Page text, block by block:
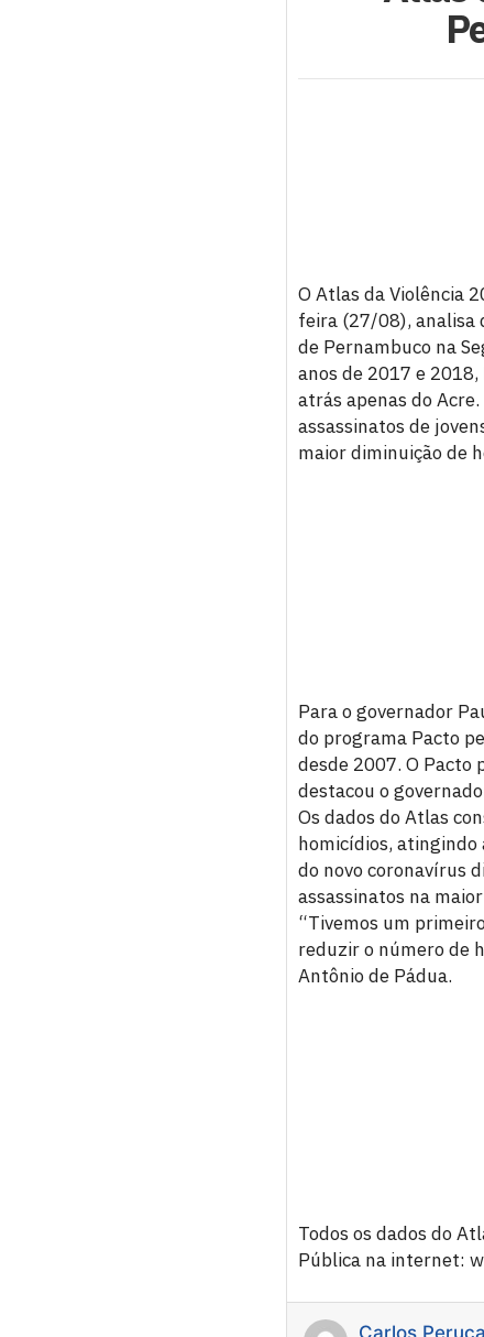
O Atlas da Violência
feira (27/08), analisa
de Pernambuco na
anos de 2017 e
atrás apenas do
assassinatos de
maior diminuição de
Para o governador
do programa Pacto
desde 2007. O Pacto
destacou o
Os dados do Atlas
homicídios, atingindo
do novo coronavírus
assassinatos na
“Tivemos um
reduzir o número de
Antônio de Pádua.
Todos os dados do
Pública na internet: